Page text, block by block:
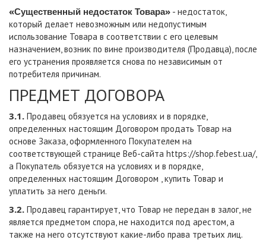
«Существенный недостаток Товара» - недостаток,
который делает невозможным или недопустимым
использование Товара в соответствии с его целевым
назначением, возник по вине производителя (Продавца), после
его устранения проявляется снова по независимым от
потребителя причинам.
ПРЕДМЕТ ДОГОВОРА
3.1. Продавец обязуется на условиях и в порядке,
определенных настоящим Договором продать Товар на
основе Заказа, оформленного Покупателем на
соответствующей странице Веб-сайта https://shop.febest.ua/,
а Покупатель обязуется на условиях и в порядке,
определенных настоящим Договором , купить Товар и
уплатить за него деньги.
3.2. Продавец гарантирует, что Товар не передан в залог, не
является предметом спора, не находится под арестом, а
также на него отсутствуют какие-либо права третьих лиц.